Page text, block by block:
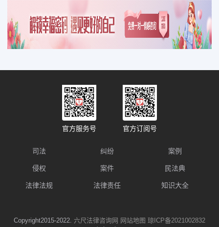
官方服务号 官方订阅号
司法 纠纷 案例
侵权 案件 民法典
法律法规 法律责任 知识大全
Copyright2015-2022. 六尺法律咨询网 网站地图 琼ICP备2021002832